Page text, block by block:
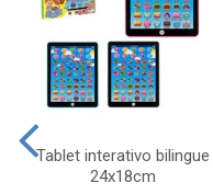
Tablet interativo bilingue
24x18cm